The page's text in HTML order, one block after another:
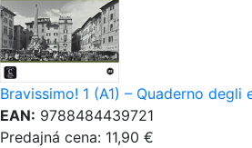
Bravissimo! 1 (A1) – Quaderno degli
EAN: 9788484439721
Predajná cena: 11,90 €